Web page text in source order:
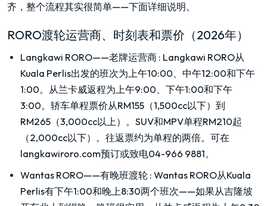
齐，整个流程其实很简单——下面详细说明。
RORO渡轮运营商、时刻表和票价（2026年）
Langkawi RORO——老牌运营商 : Langkawi RORO从
Kuala Perlis出发的班次为上午10:00、中午12:00和下午
1:00。从兰卡威返程为上午9:00、下午1:00和下午
3:00。轿车单程票价从RM155（1,500cc以下）到
RM265（3,000cc以上）。SUV和MPV单程RM210起
（2,000cc以下）。往返票约为单程的两倍。可在
langkawiroro.com预订或致电04-966 9881。
Wantas RORO——有晚班渡轮 : Wantas RORO从Kuala
Perlis有下午1:00和晚上8:30两个班次——如果从吉隆坡